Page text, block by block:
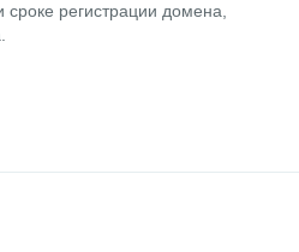
регистрации домена,